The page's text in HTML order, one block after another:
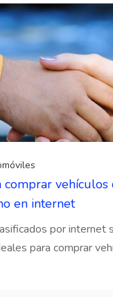
comprar vehículos
en internet
por internet
para comprar